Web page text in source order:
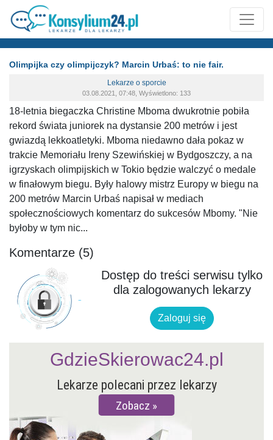
Olimpijka czy olimpijczyk? Marcin Urbaś: to nie fair.
Lekarze o sporcie
03.08.2021, 07:48, Wyświetlono: 133
18-letnia biegaczka Christine Mboma dwukrotnie pobiła
rekord świata juniorek na dystansie 200 metrów i jest
gwiazdą lekkoatletyki. Mboma niedawno dała pokaz w
trakcie Memoriału Ireny Szewińskiej w Bydgoszczy, a na
igrzyskach olimpijskich w Tokio będzie walczyć o medale
w finałowym biegu. Były halowy mistrz Europy w biegu na
200 metrów Marcin Urbaś napisał w mediach
społecznościowych komentarz do sukcesów Mbomy. "Nie
byłoby w tym nic...
Komentarze (5)
Dostęp do treści serwisu tylko
dla zalogowanych lekarzy
Zaloguj się
Lekarze polecani przez lekarzy
Zobacz
GdzieSkierowac24.pl